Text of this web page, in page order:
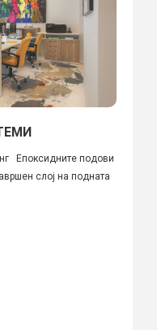
Епоксидните подови
слој на подната